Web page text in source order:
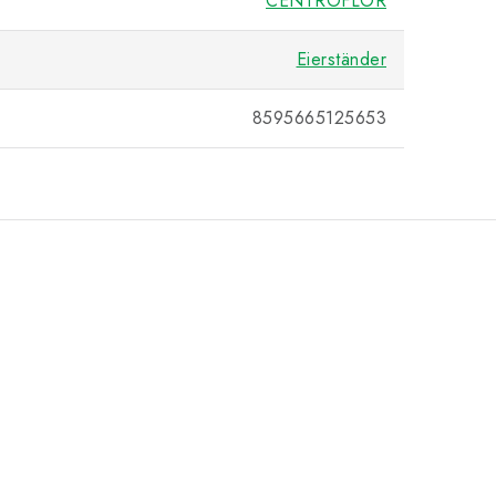
Eierständer
8595665125653